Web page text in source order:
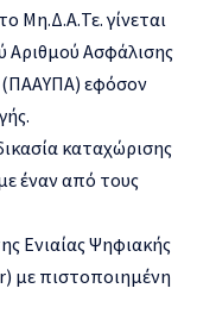
Μη.Δ.Α.Τε. γίνεται
Ασφάλισης
(ΠΑΑΥΠΑ) εφόσον
καταχώρισης
έναν από τους
Ενιαίας Ψηφιακής
με πιστοποιημένη